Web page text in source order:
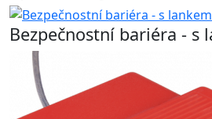
Bezpečnostní bariéra - s